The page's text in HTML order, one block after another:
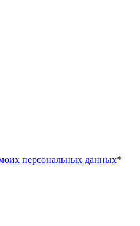
персональных данных*